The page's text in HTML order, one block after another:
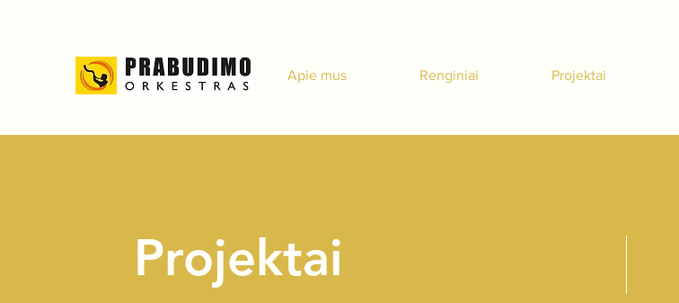
Apie mus Renginiai Projektai
Projektai